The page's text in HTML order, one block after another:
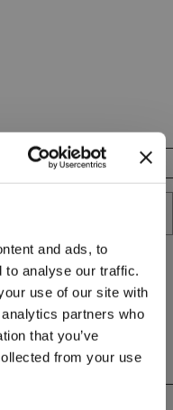
and ads, to
to analyse our traffic.
use of our site with
partners who
that you’ve
from your use
XL XXL
der sich
auf der Haut anfühlt. Die
Haptik mit atmungsaktiver
– ideal fürs Warm-up, auf
Der lockere Schnitt mit
ermöglicht eine individuelle
Dezentes ICIW-